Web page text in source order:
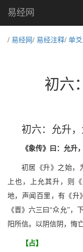
易经网
/ 易经网 / 易经注释/ 单
初六
初六：允升，
《象传》曰：允升
初居《升》之始，
上也，上允其升，则
地，声闻百里，有《升
《晋》六三曰“众允”，
阳所信。以阴信阴，悔
【占】